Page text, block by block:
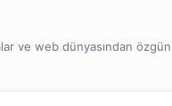
ve web dünyasından özgün